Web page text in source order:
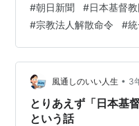
落胆「変化見えた矢先に
タル 日本基督教団では
で自民党の責任もある
あるようです。これは
いて、ほかの団体はもっ
的と思われる形で出さ
#朝日新聞 #日本基督
#宗教法人解散命令 #
風通しのいい人生 • 3
とりあえず「日本基
という話